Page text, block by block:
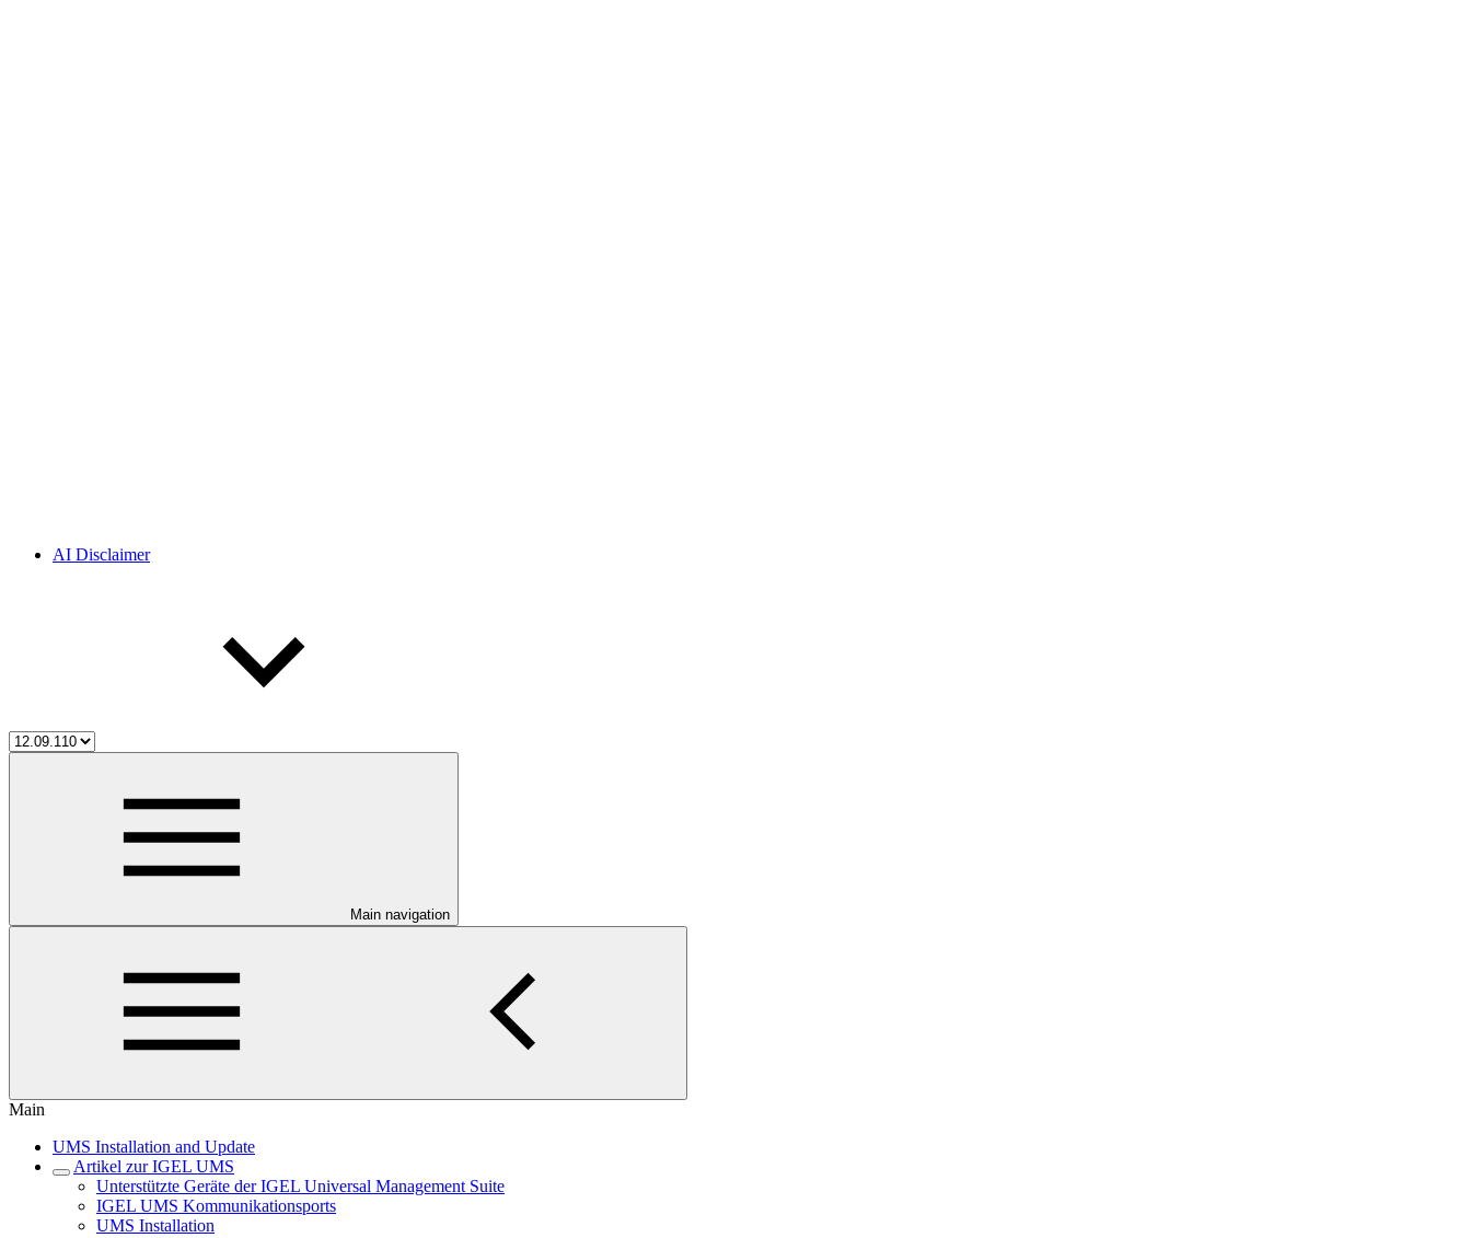
AI Disclaimer
Main navigation
Main
UMS Installation and Update
Artikel zur IGEL UMS
Unterstützte Geräte der IGEL Universal Management Suite
IGEL UMS Kommunikationsports
UMS Installation